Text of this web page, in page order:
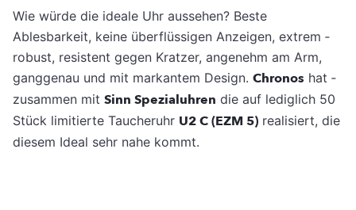
Wie würde die ideale Uhr aussehen? Beste
Ablesbarkeit, keine überflüssigen Anzeigen, extrem ­
robust, resistent gegen Kratzer, angenehm am Arm,
ganggenau und mit markantem Design. Chronos hat ­
zusammen mit Sinn Spezialuhren die auf lediglich 50
Stück limitierte Taucheruhr U2 C (EZM 5) realisiert, die
diesem Ideal sehr nahe kommt.